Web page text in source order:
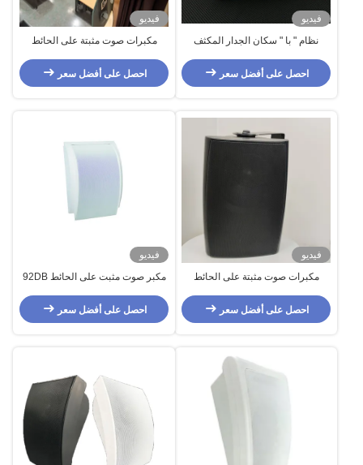
فيديو
نظام " با " سكان الجدار المكثف
احصل على أفضل سعر
فيديو
مكبرات صوت مثبتة على الحائط
مكبر صوت عام 100 فولت، نطاقاحصل على أفضل سعر
فيديو
مكبرات صوت مثبتة على الحائط
فولت و 70 فولت للمسرح المنزلياحصل على أفضل سعر
فيديو
مكبر صوت مثبت على الحائط 92DB
واط، مادة ABS، OEM ODM
احصل على أفضل سعر